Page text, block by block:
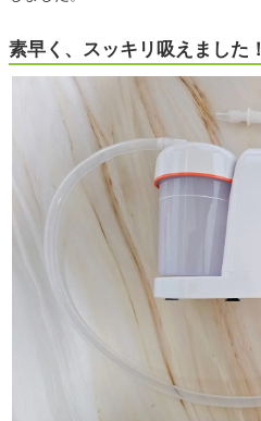
素早く、スッキリ吸えました！